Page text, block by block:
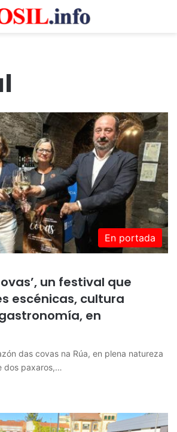
En portada
un festival que
escénicas, cultura
en
das covas na Rúa, en plena natureza
dos paxaros,…